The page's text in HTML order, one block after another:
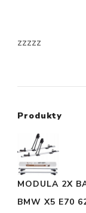
zzzzz
Produkty
MODULA 2X
BMW X5 E70